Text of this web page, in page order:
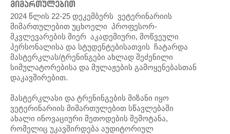
მიმართულებით
2024 წლის 22-25 დეკემბერს ვეტერინარიის
მიმართულებით უცხოელი პროფესორ-
მკვლევარების მიერ აკადემიური, მოწვეული
პერსონალისა და სტუდენტებისათვის ჩატარდა
მასტერკლას/ტრენინგები ახლად შეძენილი
სიმულატორებისა და მულაჟების გამოყენებასთან
დაკავშირებით.
მასტერკლასი და ტრენინგების მიზანი იყო
ვეტერინარიის მიმართულებით სწავლებაში
ახალი ინოვაციური მეთოდების შემოტანა,
რომელიც უკავშირდება აუდიტორიულ